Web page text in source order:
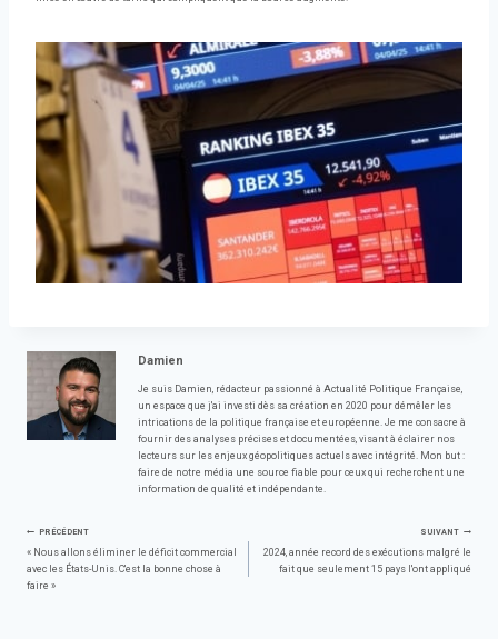
Damien
Je suis Damien, rédacteur passionné à Actualité Politique Française,
un espace que j'ai investi dès sa création en 2020 pour démêler les
intrications de la politique française et européenne. Je me consacre à
fournir des analyses précises et documentées, visant à éclairer nos
lecteurs sur les enjeux géopolitiques actuels avec intégrité. Mon but :
faire de notre média une source fiable pour ceux qui recherchent une
information de qualité et indépendante.
Navigation
de
PRÉCÉDENT
« Nous allons éliminer le déficit commercial
avec les États-Unis. C'est la bonne chose à
faire »
SUIVANT
2024, année record des exécutions malgré le
fait que seulement 15 pays l'ont appliqué